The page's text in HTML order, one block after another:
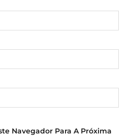
Navegador Para A Próxima